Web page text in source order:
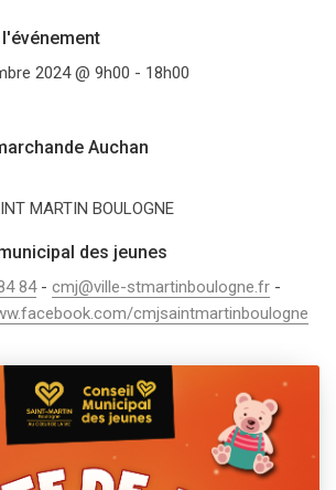
l'événement
2024 @ 9h00 - 18h00
Auchan
MARTIN BOULOGNE
des jeunes
84- cmj@ville-stmartinboulogne.fr -
cmjsaintmartinboulogne